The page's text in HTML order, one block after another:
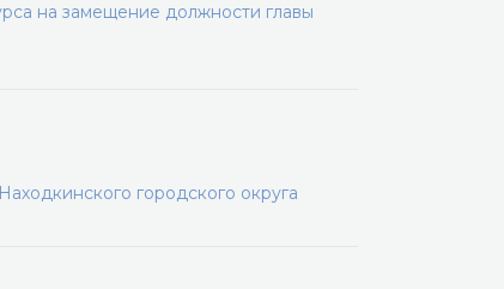
на замещение должности главы
городского округа